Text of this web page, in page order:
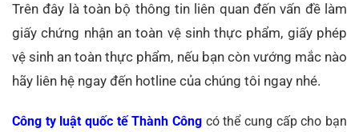
Trên đây là toàn bộ thông tin liên quan đến vấn đề làm
giấy chứng nhận an toàn vệ sinh thực phẩm, giấy phép
vệ sinh an toàn thực phẩm, nếu bạn còn vướng mắc nào
hãy liên hệ ngay đến hotline của chúng tôi ngay nhé.
Công ty luật quốc tế Thành Công có thể cung cấp cho bạn